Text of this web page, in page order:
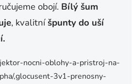
obojí. Bílý šum
, kvalitníšpunty do uší
nocni-oblohy-a-pristroj-na-
,glocusent-3v1-prenosny-